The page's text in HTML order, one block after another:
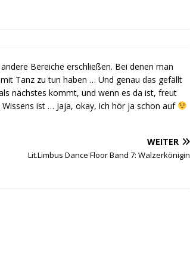
Bereiche erschließen. Bei denen man
Tanz zu tun haben … Und genau das gefällt
nächstes kommt, und wenn es da ist, freut
ist … Jaja, okay, ich hör ja schon auf
WEITER
Lit.Limbus Dance Floor Band 7: Walzerkönigin